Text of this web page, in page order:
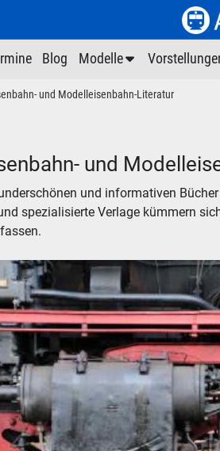
Blog Modelle
und Modelleisenbahn-Literatur
und
und informativen
spezialisierte Verlage kümmern